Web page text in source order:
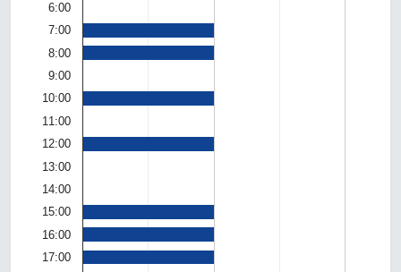
6:00
7:00
8:00
9:00
10:00
11:00
12:00
13:00
14:00
15:00
16:00
17:00